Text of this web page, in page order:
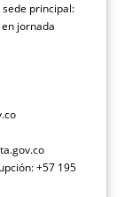
principal:
jornada
+57 195